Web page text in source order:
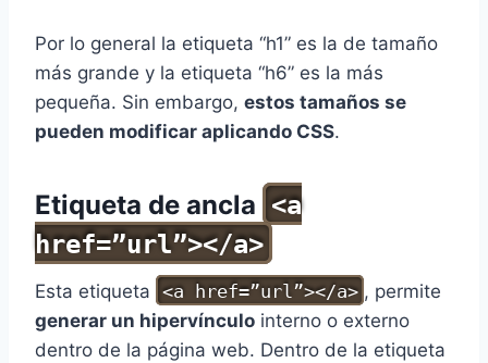
Por lo general la etiqueta “h1” es la de tamaño
más grande y la etiqueta “h6” es la más
pequeña. Sin embargo, estos tamaños se
pueden modificar aplicando CSS.
Etiqueta de ancla <a
href=”url”></a>
Esta etiqueta <a href=”url”></a> , permite
generar un hipervínculo interno o externo
dentro de la página web. Dentro de la etiqueta